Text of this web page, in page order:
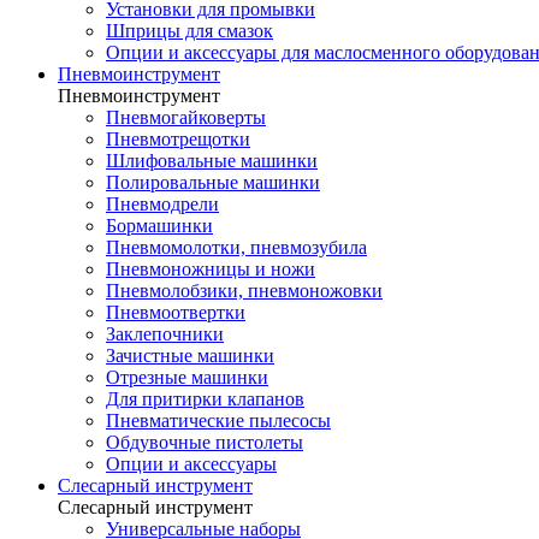
Установки для промывки
Шприцы для смазок
Опции и аксессуары для маслосменного
Пневмоинструмент
Пневмоинструмент
Пневмогайковерты
Пневмотрещотки
Шлифовальные машинки
Полировальные машинки
Пневмодрели
Бормашинки
Пневмомолотки, пневмозубила
Пневмоножницы и ножи
Пневмолобзики, пневмоножовки
Пневмоотвертки
Заклепочники
Зачистные машинки
Отрезные машинки
Для притирки клапанов
Пневматические пылесосы
Обдувочные пистолеты
Опции и аксессуары
Слесарный инструмент
Слесарный инструмент
Универсальные наборы